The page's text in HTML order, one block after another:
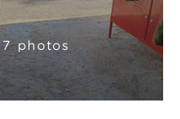
photos